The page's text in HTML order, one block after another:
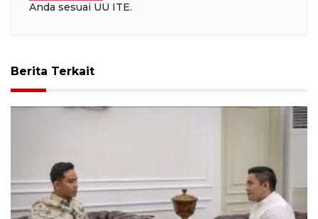
Anda sesuai UU ITE.
Berita Terkait